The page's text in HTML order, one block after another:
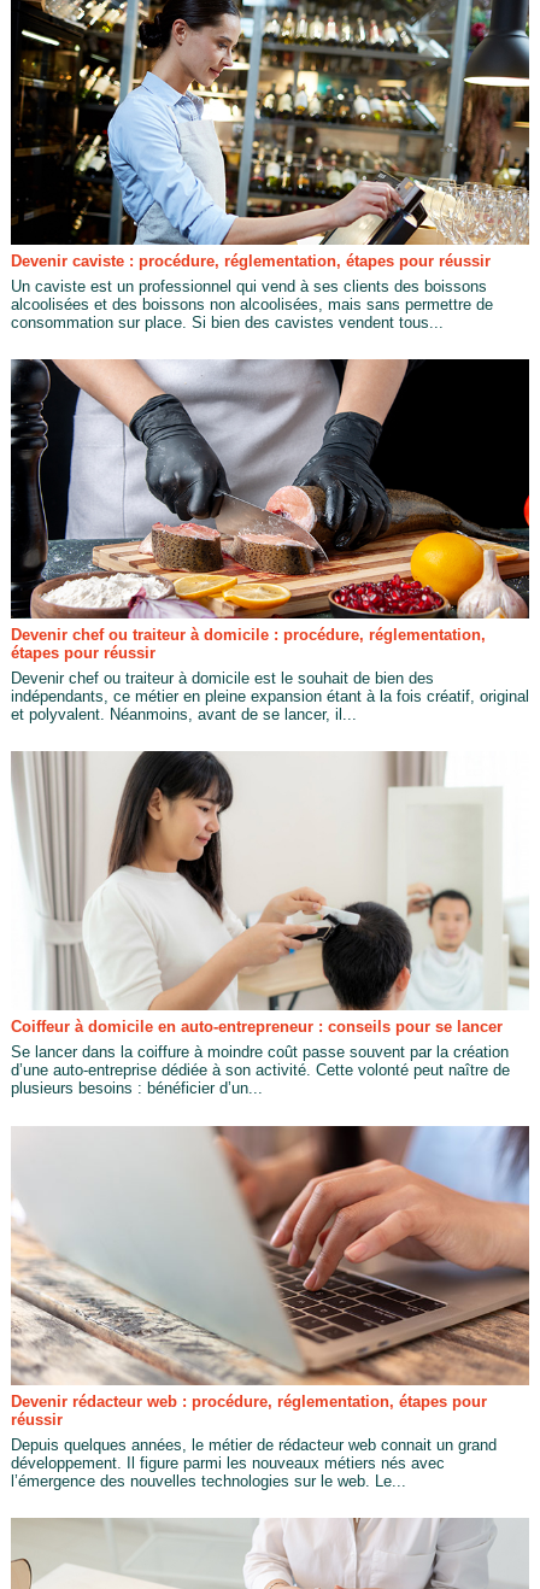
Devenir caviste : procédure, réglementation, étapes pour réussir
Un caviste est un professionnel qui vend à ses clients des boissons
alcoolisées et des boissons non alcoolisées, mais sans permettre de
consommation sur place. Si bien des cavistes vendent tous...
Devenir chef ou traiteur à domicile : procédure, réglementation,
étapes pour réussir
Devenir chef ou traiteur à domicile est le souhait de bien des
indépendants, ce métier en pleine expansion étant à la fois créatif, original
et polyvalent. Néanmoins, avant de se lancer, il...
Coiffeur à domicile en auto-entrepreneur : conseils pour se lancer
Se lancer dans la coiffure à moindre coût passe souvent par la création
d’une auto-entreprise dédiée à son activité. Cette volonté peut naître de
plusieurs besoins : bénéficier d’un...
Devenir rédacteur web : procédure, réglementation, étapes pour
réussir
Depuis quelques années, le métier de rédacteur web connait un grand
développement. Il figure parmi les nouveaux métiers nés avec
l’émergence des nouvelles technologies sur le web. Le...